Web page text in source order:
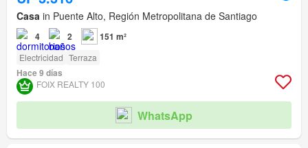
Casa in Puente Alto, Región Metropolitana de Santiago
4 2 151 m²
Electricidad Terraza
Hace 9 días
FOIX REALTY 100
WhatsApp